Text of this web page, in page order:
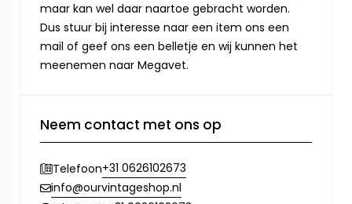
maar kan wel daar naartoe gebracht worden.
Dus stuur bij interesse naar een item ons een
mail of geef ons een belletje en wij kunnen het
meenemen naar Megavet.
Neem contact met ons op
Telefoon+31 0626102673
info@ourvintageshop.nl